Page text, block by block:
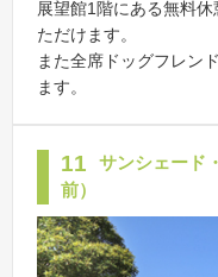
展望館1階にある無料
ただけます。
また全席ドッグフレン
ます。
11
サンシェード
前）